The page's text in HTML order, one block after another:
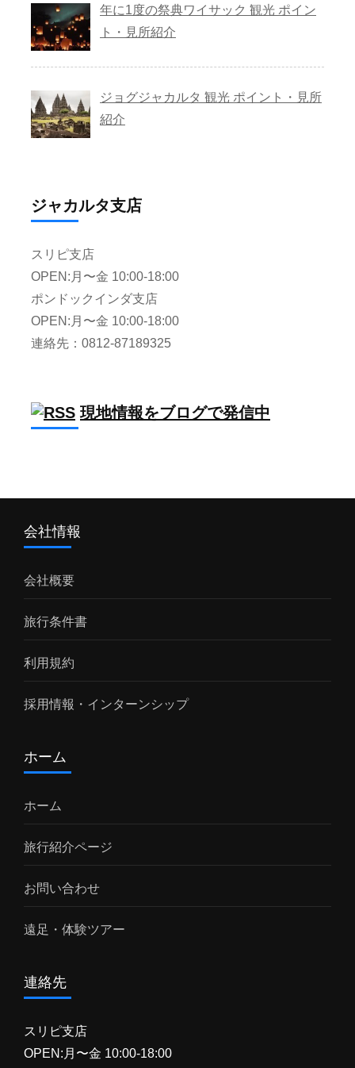
年に1度の祭典ワイサック 観光 ポイン
ト・見所紹介
ジョグジャカルタ 観光 ポイント・見所
紹介
ジャカルタ支店
スリピ支店
OPEN:月〜金 10:00-18:00
ポンドックインダ支店
OPEN:月〜金 10:00-18:00
連絡先：0812-87189325
現地情報をブログで発信中
会社情報
会社概要
旅行条件書
利用規約
採用情報・インターンシップ
ホーム
ホーム
旅行紹介ページ
お問い合わせ
遠足・体験ツアー
連絡先
スリピ支店
OPEN:月〜金 10:00-18:00